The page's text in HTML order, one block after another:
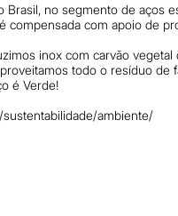
no segmento de aços
compensada com apoio de
inox com carvão
todo o resíduo de
é Verde!
ambiente/